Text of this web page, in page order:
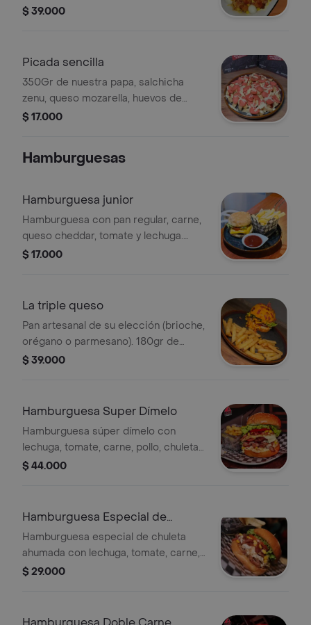
salchicha, queso, huevos de codorniz,
chorizo de ternera y chorizo
$ 39.000
Picada sencilla
350Gr de nuestra papa, salchicha
zenu, queso mozarella, huevos de
codorniz y salsa de la casa.
$ 17.000
Hamburguesas
Hamburguesa junior
Hamburguesa con pan regular, carne,
queso cheddar, tomate y lechuga.
Acompañada de papas fritas y salsa.
$ 17.000
La triple queso
Pan artesanal de su elección (brioche,
orégano o parmesano). 180gr de
carne artesanal, tocineta premium,
topping de tocineta. acompañada de
nuestras papas a la francesa.
$ 39.000
Hamburguesa Super Dímelo
Hamburguesa súper dímelo con
lechuga, tomate, carne, pollo, chuleta
ahumada, cebolla caramelizada,
$ 44.000
Hamburguesa Especial de
Chuleta Ahumada
Hamburguesa especial de chuleta
ahumada con lechuga, tomate, carne,
cebolla caramelizada, queso
$ 29.000